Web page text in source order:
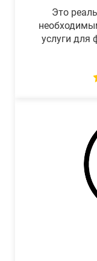
Это
услуги для